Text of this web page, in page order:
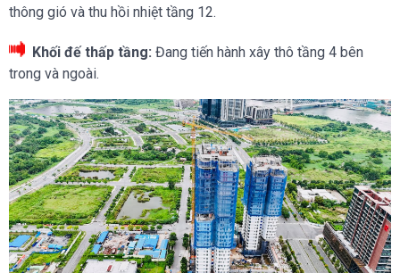
thông gió và thu hồi nhiệt tầng 12.
Khối đế thấp tầng: Đang tiến hành xây thô tầng 4 bên
trong và ngoài.